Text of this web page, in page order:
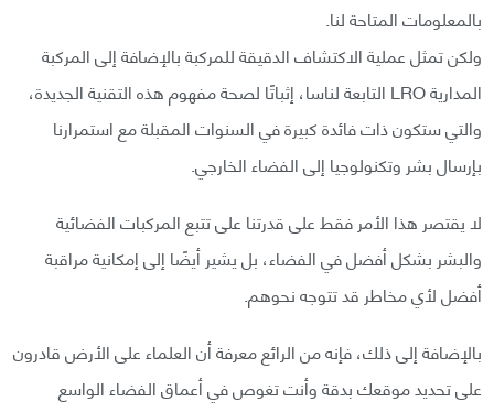
بالمعلومات المتاحة لنا.
ولكن تمثل عملية الاكتشاف الدقيقة للمركبة بالإضافة إلى المركبة
المدارية LRO التابعة لناسا، إثباتًا لصحة مفهوم هذه التقنية الجديدة،
والتي ستكون ذات فائدة كبيرة في السنوات المقبلة مع استمرارنا
بإرسال بشر وتكنولوجيا إلى الفضاء الخارجي.
لا يقتصر هذا الأمر فقط على قدرتنا على تتبع المركبات الفضائية
والبشر بشكل أفضل في الفضاء، بل يشير أيضًا إلى إمكانية مراقبة
أفضل لأي مخاطر قد تتوجه نحوهم.
بالإضافة إلى ذلك، فإنه من الرائع معرفة أن العلماء على الأرض قادرون
على تحديد موقعك بدقة وأنت تغوص في أعماق الفضاء الواسع